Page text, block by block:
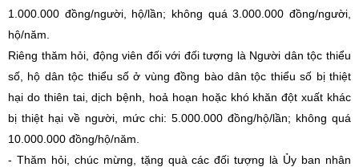
1.000.000 đồng/người, hộ/lần; không quá 3.000.000 đồng/người,
hộ/năm.
Riêng thăm hỏi, động viên đối với đối tượng là Người dân tộc thiểu
số, hộ dân tộc thiểu số ở vùng đồng bào dân tộc thiểu số bị thiệt
hại do thiên tai, dịch bệnh, hoả hoạn hoặc khó khăn đột xuất khác
bị thiệt hại về người, mức chi: 5.000.000 đồng/hộ/lần; không quá
10.000.000 đồng/hộ/năm.
- Thăm hỏi, chúc mừng, tặng quà các đối tượng là Ủy ban nhân